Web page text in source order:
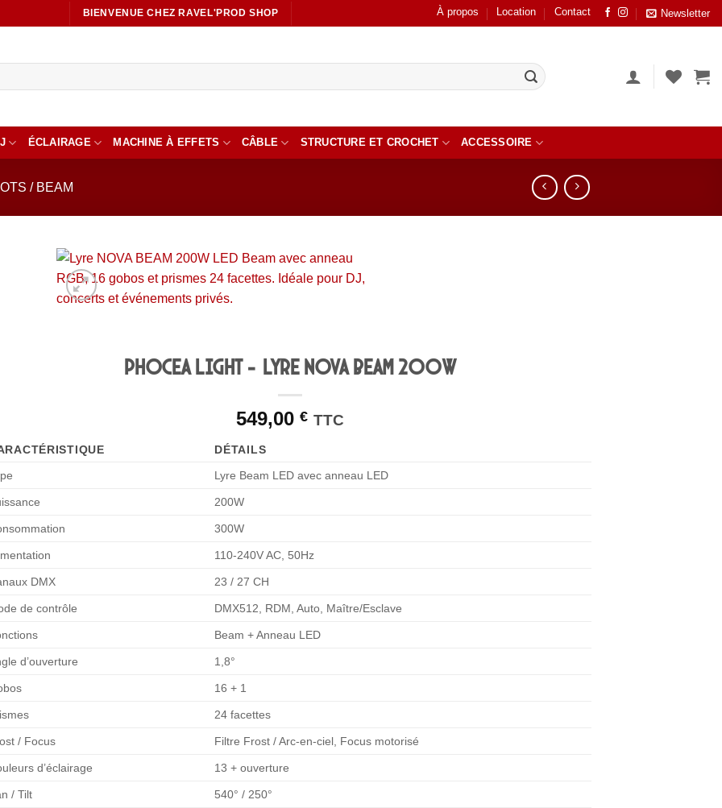
BIENVENUE CHEZ RAVEL'PROD SHOP À propos Location Contact Newsletter
ÉCLAIRAGE MACHINE À EFFETS CÂBLE STRUCTURE ET CROCHET ACCESSOIRE
/ BEAM
Phocea Light – Lyre NOVA BEAM 200W
549,00 € TTC
DÉTAILS
Lyre Beam LED avec anneau LED
200W
300W
110-240V AC, 50Hz
DMX 23 / 27 CH
de contrôle DMX512, RDM, Auto, Maître/Esclave
Beam + Anneau LED
d’ouverture 1,8°
16 + 1
24 facettes
/ Focus Filtre Frost / Arc-en-ciel, Focus motorisé
d’éclairage 13 + ouverture
/ Tilt 540° / 250°